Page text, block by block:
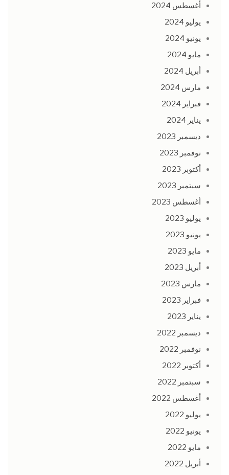
أغسطس 2024
يوليو 2024
يونيو 2024
مايو 2024
أبريل 2024
مارس 2024
فبراير 2024
يناير 2024
ديسمبر 2023
نوفمبر 2023
أكتوبر 2023
سبتمبر 2023
أغسطس 2023
يوليو 2023
يونيو 2023
مايو 2023
أبريل 2023
مارس 2023
فبراير 2023
يناير 2023
ديسمبر 2022
نوفمبر 2022
أكتوبر 2022
سبتمبر 2022
أغسطس 2022
يوليو 2022
يونيو 2022
مايو 2022
أبريل 2022